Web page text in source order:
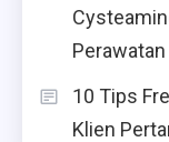
10 Tips
Klien